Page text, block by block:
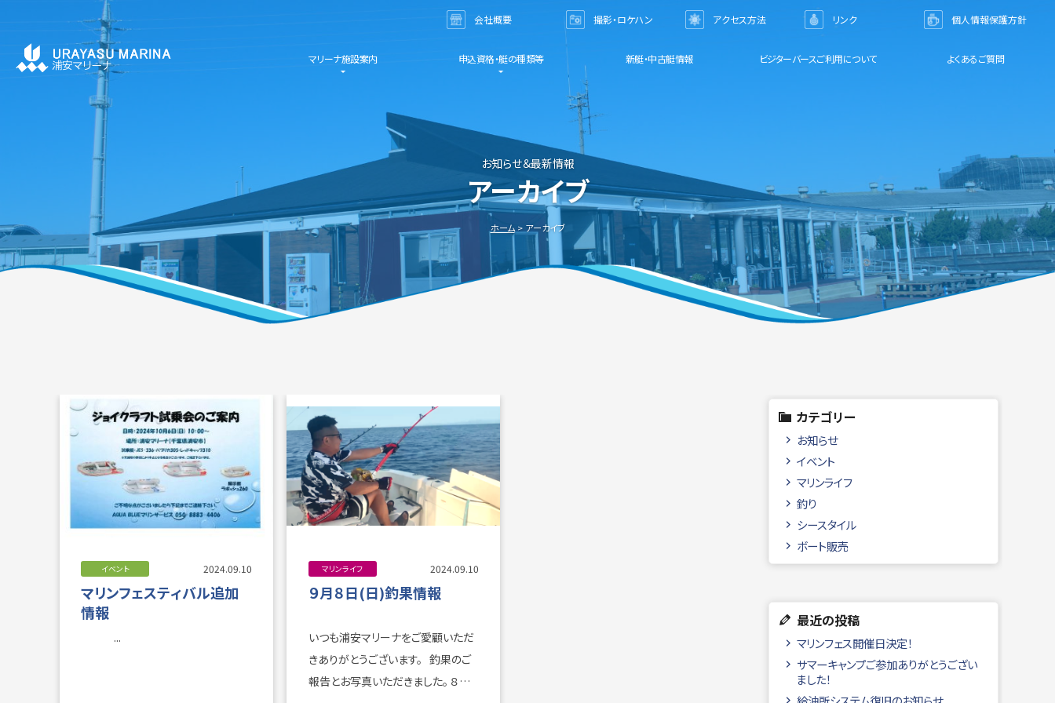
会社概要 撮影・ロケハン アクセス方法 リンク
個人情報保護方針
マリーナ施設案内
申込資格・艇の種類等 新艇・中古艇情報 ビジターバースご利用について よくあるご質問
お知らせ＆最新情報
アーカイブ
ホーム アーカイブ
イベント 2024.09.10
マリンフェスティバル追加
情報
...
マリンライフ 2024.09.10
９月８日(日)釣果情報
いつも浦安マリーナをご愛顧いただ
きありがとうございます。 釣果のご
報告とお写真いただきました。 ８日
カテゴリー
お知らせ
イベント
マリンライフ
釣り
シースタイル
ボート販売
最近の投稿
マリンフェス開催日決定！
サマーキャンプご参加ありがとうござい
ました！